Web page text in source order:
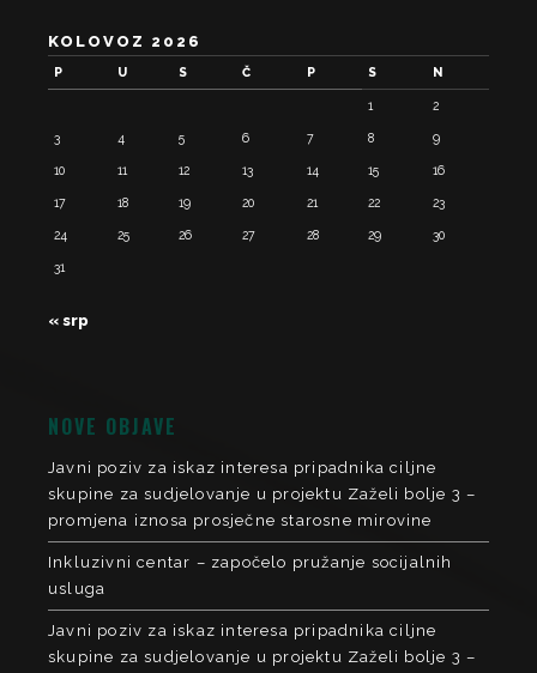
KOLOVOZ 2026
P U S Č P S N
1 2
3 4 5 6 7 8 9
10 11 12 13 14 15 16
17 18 19 20 21 22 23
24 25 26 27 28 29 30
31
« srp
NOVE OBJAVE
Javni poziv za iskaz interesa pripadnika ciljne
skupine za sudjelovanje u projektu Zaželi bolje 3 –
promjena iznosa prosječne starosne mirovine
Inkluzivni centar – započelo pružanje socijalnih
usluga
Javni poziv za iskaz interesa pripadnika ciljne
skupine za sudjelovanje u projektu Zaželi bolje 3 –